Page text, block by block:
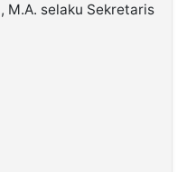
M.A. selaku Sekretaris